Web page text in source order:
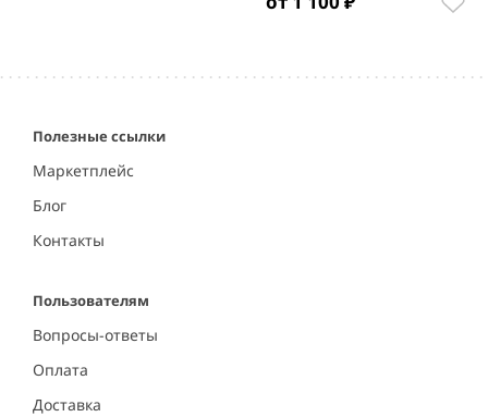
5
Полезные ссылки
Маркетплейс
Блог
Контакты
Пользователям
Вопросы-ответы
Оплата
Доставка